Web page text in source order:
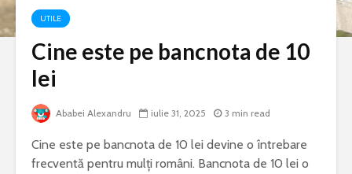
UTILE
Cine este pe bancnota de 10
lei
Ababei Alexandru iulie 31, 2025 3 min read
Cine este pe bancnota de 10 lei devine o întrebare
frecventă pentru mulți români. Bancnota de 10 lei o
pentru lucrări de
bricolaj acasă
iepure
cele mai